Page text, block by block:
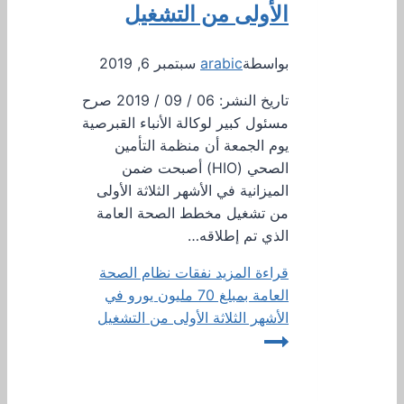
الأولى من التشغيل
بواسطةarabic سبتمبر 6, 2019
تاريخ النشر: 06 / 09 / 2019 صرح
مسئول كبير لوكالة الأنباء القبرصية
يوم الجمعة أن منظمة التأمين
الصحي (HIO) أصبحت ضمن
الميزانية في الأشهر الثلاثة الأولى
من تشغيل مخطط الصحة العامة
الذي تم إطلاقه…
قراءة المزيد نفقات نظام الصحة
العامة بمبلغ 70 مليون يورو في
الأشهر الثلاثة الأولى من التشغيل